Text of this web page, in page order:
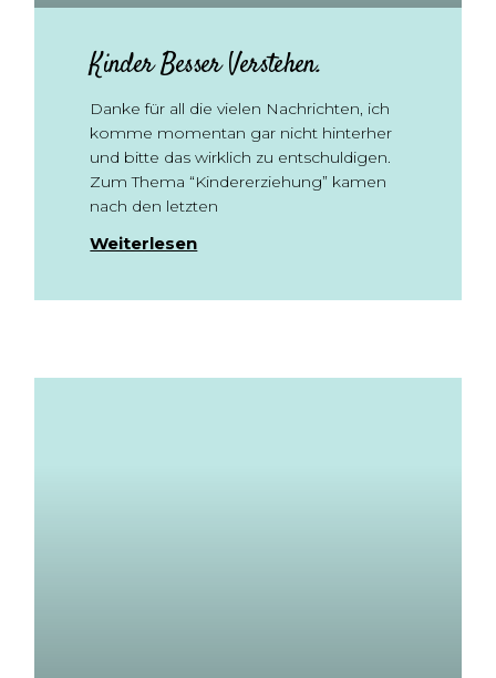
Kinder Besser Verstehen.
Danke für all die vielen Nachrichten, ich
komme momentan gar nicht hinterher
und bitte das wirklich zu entschuldigen.
Zum Thema “Kindererziehung” kamen
nach den letzten
Weiterlesen